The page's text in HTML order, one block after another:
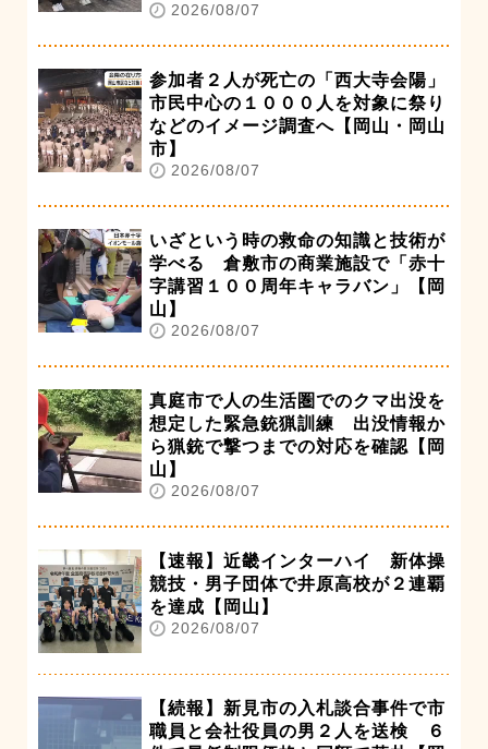
2026/08/07
参加者２人が死亡の「西大寺会陽」
市民中心の１０００人を対象に祭り
などのイメージ調査へ【岡山・岡山
市】
2026/08/07
いざという時の救命の知識と技術が
学べる 倉敷市の商業施設で「赤十
字講習１００周年キャラバン」【岡
山】
2026/08/07
真庭市で人の生活圏でのクマ出没を
想定した緊急銃猟訓練 出没情報か
ら猟銃で撃つまでの対応を確認【岡
山】
2026/08/07
【速報】近畿インターハイ 新体操
競技・男子団体で井原高校が２連覇
を達成【岡山】
2026/08/07
【続報】新見市の入札談合事件で市
職員と会社役員の男２人を送検 ６